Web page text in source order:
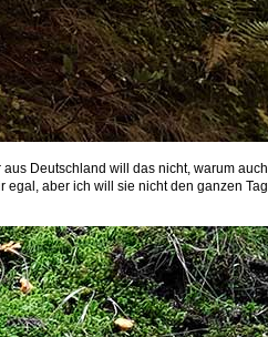
Deutschland will das nicht, warum auch
egal, aber ich will sie nicht den ganzen Tag